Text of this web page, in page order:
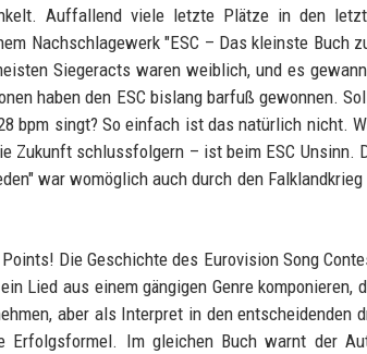
Auffallend viele letzte Plätze in den
Nachschlagewerk "ESC – Das kleinste Buch
Siegeracts waren weiblich, und es
haben den ESC bislang barfuß gewonnen.
bpm singt? So einfach ist das natürlich nicht.
Zukunft schlussfolgern – ist beim ESC Unsinn.
war womöglich auch durch den Falklandkrieg
Die Geschichte des Eurovision Song
Lied aus einem gängigen Genre komponieren,
aber als Interpret in den entscheidenden
Erfolgsformel. Im gleichen Buch warnt der